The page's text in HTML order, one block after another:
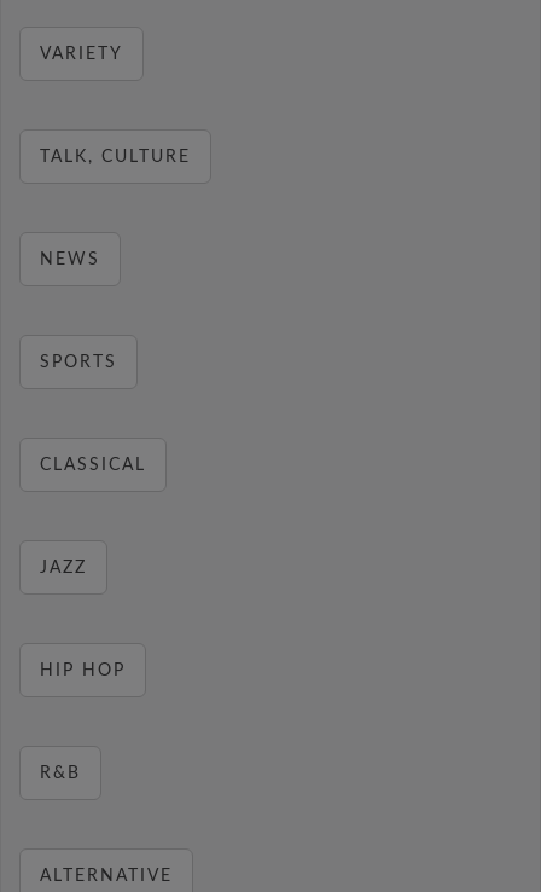
VARIETY
TALK, CULTURE
NEWS
SPORTS
CLASSICAL
JAZZ
HIP HOP
R&B
ALTERNATIVE